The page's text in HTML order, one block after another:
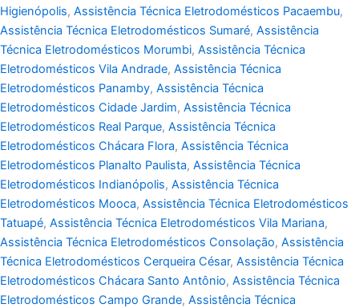
Higienópolis, Assistência Técnica Eletrodomésticos Pacaembu,
Assistência Técnica Eletrodomésticos Sumaré, Assistência
Técnica Eletrodomésticos Morumbi, Assistência Técnica
Eletrodomésticos Vila Andrade, Assistência Técnica
Eletrodomésticos Panamby, Assistência Técnica
Eletrodomésticos Cidade Jardim, Assistência Técnica
Eletrodomésticos Real Parque, Assistência Técnica
Eletrodomésticos Chácara Flora, Assistência Técnica
Eletrodomésticos Planalto Paulista, Assistência Técnica
Eletrodomésticos Indianópolis, Assistência Técnica
Eletrodomésticos Mooca, Assistência Técnica Eletrodomésticos
Tatuapé, Assistência Técnica Eletrodomésticos Vila Mariana,
Assistência Técnica Eletrodomésticos Consolação, Assistência
Técnica Eletrodomésticos Cerqueira César, Assistência Técnica
Eletrodomésticos Chácara Santo Antônio, Assistência Técnica
Eletrodomésticos Campo Grande, Assistência Técnica